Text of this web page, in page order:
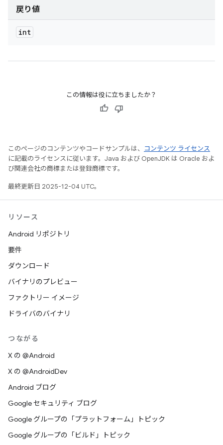
戻り値
int
この情報は役に立ちましたか？
このページのコンテンツやコードサンプルは、
コンテンツ ライセンス
に記載のライセンスに従います。Java および OpenJDK は Oracle およ
び関連会社の商標または登録商標です。
最終更新日 2025-12-04 UTC。
リソース
Android リポジトリ
要件
ダウンロード
バイナリのプレビュー
ファクトリー イメージ
ドライバのバイナリ
つながる
X の @Android
X の @AndroidDev
Android ブログ
Google セキュリティ ブログ
Google グループの「プラットフォーム」トピック
Google グループの「ビルド」トピック